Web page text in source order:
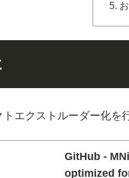
エクストルーダー化を
GitHub -
optimized